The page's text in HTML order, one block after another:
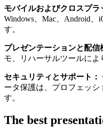
モバイルおよびクロスプラ
Windows、Mac、Android
す。
プレゼンテーションと配信
モ、リハーサルツールによ
セキュリティとサポート：
ータ保護は、プロフェッ
す。
The best